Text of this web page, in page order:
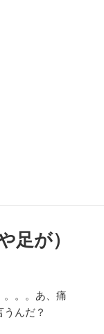
が）
。。。あ、痛
んだ？